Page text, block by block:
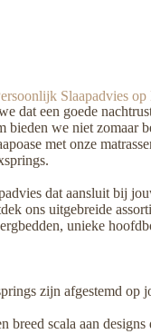
Slaapadvies op
dat een goede
bieden we niet zomaar
met onze
dat aansluit bij
ons uitgebreide
unieke
zijn afgestemd op
breed scala aan